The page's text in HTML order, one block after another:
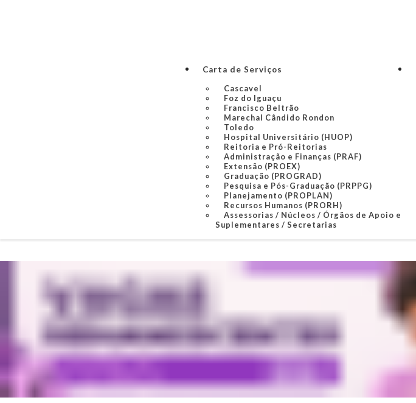
Carta de Serviços
Cascavel
Foz do Iguaçu
Francisco Beltrão
Marechal Cândido Rondon
Toledo
Hospital Universitário (HUOP)
Reitoria e Pró-Reitorias
Administração e Finanças (PRAF)
Extensão (PROEX)
Graduação (PROGRAD)
Pesquisa e Pós-Graduação (PRPPG)
Planejamento (PROPLAN)
Recursos Humanos (PRORH)
Assessorias / Núcleos / Órgãos de Apoio e
Suplementares / Secretarias